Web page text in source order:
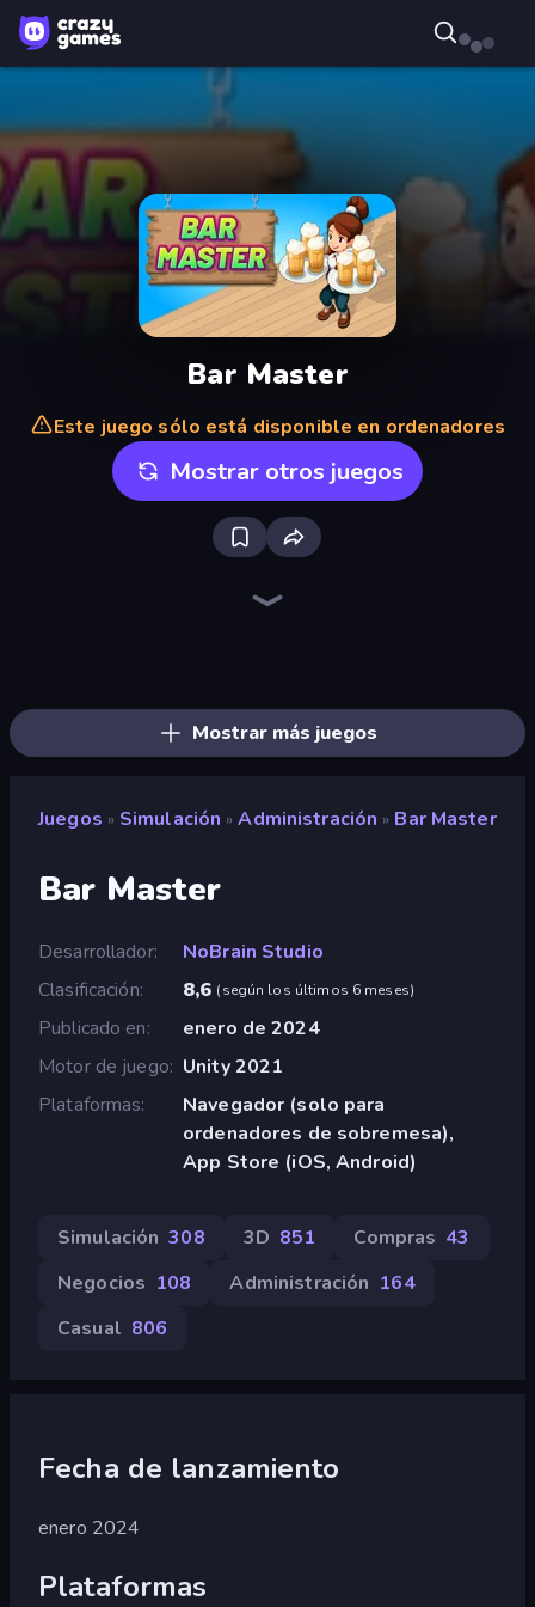
Bar Master
Este juego sólo está disponible en ordenadores
Mostrar otros juegos
Mostrar más juegos
Juegos » Simulación » Administración » Bar Master
Bar Master
Desarrollador
NoBrain Studio
Clasificación
8,6 (según los últimos 6 meses)
Publicado en
enero de 2024
Motor de juego Unity 2021
Plataformas
Navegador (solo para
ordenadores de sobremesa),
App Store (iOS, Android)
Simulación 308 3D 851 Compras 43
Negocios 108 Administración 164
Casual 806
Fecha de lanzamiento
enero 2024
Plataformas